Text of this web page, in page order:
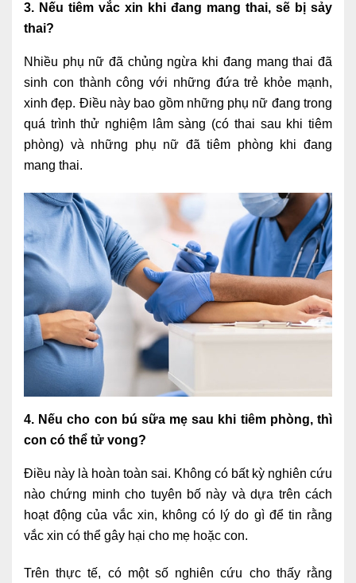
3. Nếu tiêm vắc xin khi đang mang thai, sẽ bị sảy
thai?
Nhiều phụ nữ đã chủng ngừa khi đang mang thai đã
sinh con thành công với những đứa trẻ khỏe mạnh,
xinh đẹp. Điều này bao gồm những phụ nữ đang trong
quá trình thử nghiệm lâm sàng (có thai sau khi tiêm
phòng) và những phụ nữ đã tiêm phòng khi đang
mang thai.
4. Nếu cho con bú sữa mẹ sau khi tiêm phòng, thì
con có thể tử vong?
Điều này là hoàn toàn sai. Không có bất kỳ nghiên cứu
nào chứng minh cho tuyên bố này và dựa trên cách
hoạt động của vắc xin, không có lý do gì để tin rằng
vắc xin có thể gây hại cho mẹ hoặc con.
Trên thực tế, có một số nghiên cứu cho thấy rằng